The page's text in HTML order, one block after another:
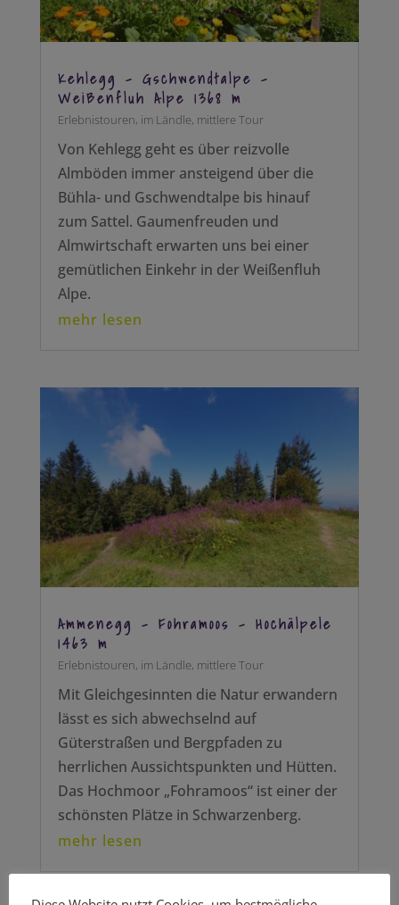
Kehlegg – Gschwendtalpe –
Weißenfluh Alpe 1368 m
Erlebnistouren, im Ländle, mittlere Tour
Von Kehlegg geht es über reizvolle
Almböden immer ansteigend über die
Bühla- und Gschwendtalpe bis hinauf
zum Sattel. Gaumenfreuden und
Almwirtschaft erwarten uns bei einer
gemütlichen Einkehr in der Weißenfluh
Alpe.
mehr lesen
Ammenegg – Fohramoos – Hochälpele
1463 m
Erlebnistouren, im Ländle, mittlere Tour
Mit Gleichgesinnten die Natur erwandern
lässt es sich abwechselnd auf
Güterstraßen und Bergpfaden zu
herrlichen Aussichtspunkten und Hütten.
Das Hochmoor „Fohramoos“ ist einer der
schönsten Plätze in Schwarzenberg.
mehr lesen